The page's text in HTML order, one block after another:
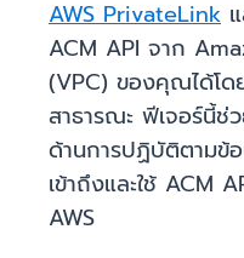
AWS PrivateLink
ACM API จาก
(VPC) ของคุณได้โด
สาธารณะ ฟีเจอร์นี้
ด้านการปฏิบัติตามข้
เข้าถึงและใช้ ACM
AWS